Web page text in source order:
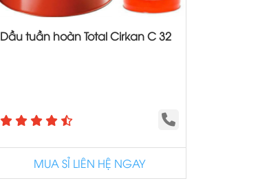
Dầu tuần hoàn Total Cirkan C 32
MUA SỈ LIÊN HỆ NGAY